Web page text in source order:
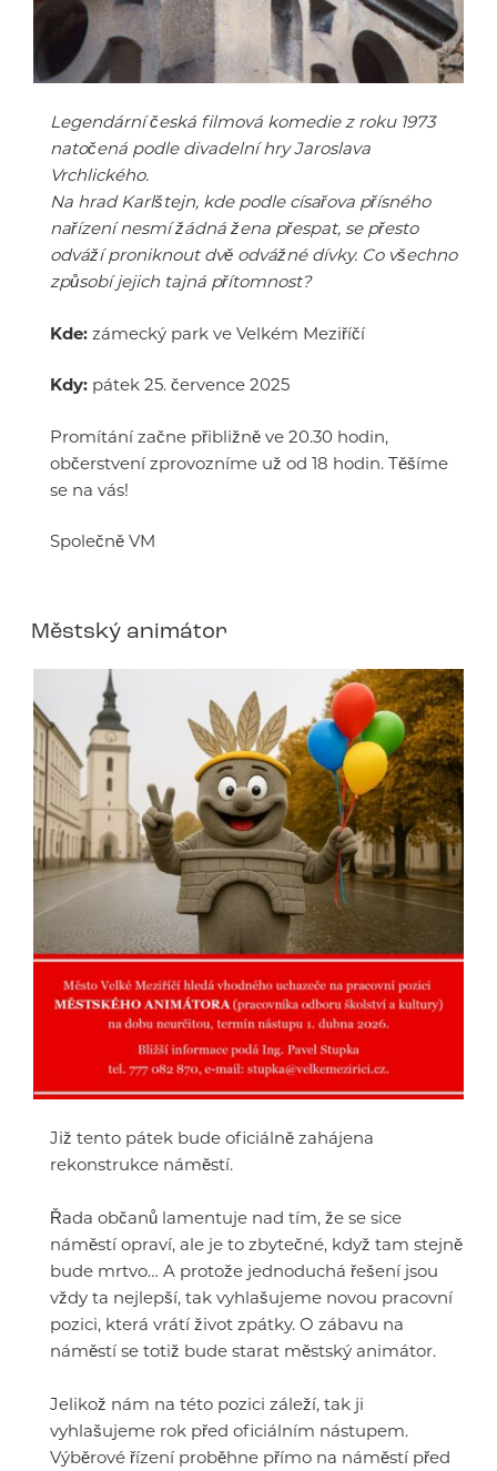
Legendární česká filmová komedie z roku 1973
natočená podle divadelní hry Jaroslava
Vrchlického.
Na hrad Karlštejn, kde podle císařova přísného
nařízení nesmí žádná žena přespat, se přesto
odváží proniknout dvě odvážné dívky. Co všechno
způsobí jejich tajná přítomnost?
Kde: zámecký park ve Velkém Meziříčí
Kdy: pátek 25. července 2025
Promítání začne přibližně ve 20.30 hodin,
občerstvení zprovozníme už od 18 hodin. Těšíme
se na vás!
Společně VM
Městský animátor
Již tento pátek bude oficiálně zahájena
rekonstrukce náměstí.
Řada občanů lamentuje nad tím, že se sice
náměstí opraví, ale je to zbytečné, když tam stejně
bude mrtvo… A protože jednoduchá řešení jsou
vždy ta nejlepší, tak vyhlašujeme novou pracovní
pozici, která vrátí život zpátky. O zábavu na
náměstí se totiž bude starat městský animátor.
Jelikož nám na této pozici záleží, tak ji
vyhlašujeme rok před oficiálním nástupem.
Výběrové řízení proběhne přímo na náměstí před